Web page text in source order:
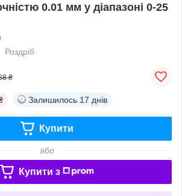
0.01 мм у діапазоні 0-25
Роздріб
₴
Залишилось 17 днів
Купити
або
Купити з